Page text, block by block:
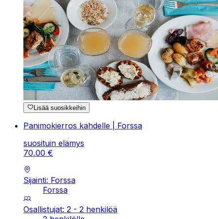
Lisää suosikkeihin
Panimokierros kahdelle | Forssa
suosituin elämys
70,00 €
Sijainti: Forssa
Forssa
Osallistujat: 2 - 2 henkilöä